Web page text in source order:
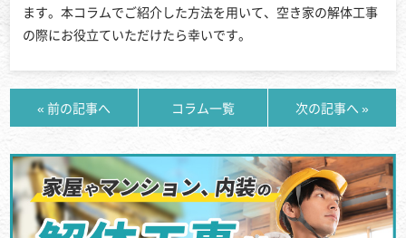
ます。本コラムでご紹介した方法を用いて、空き家の解体工事
の際にお役立ていただけたら幸いです。
« 前の記事へ コラム一覧 次の記事へ »